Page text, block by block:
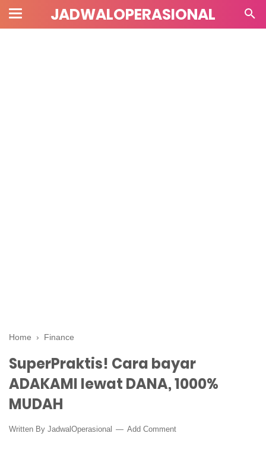
JADWALOPERASIONAL
Home › Finance
SuperPraktis! Cara bayar
ADAKAMI lewat DANA, 1000%
MUDAH
Written By JadwalOperasional Add Comment